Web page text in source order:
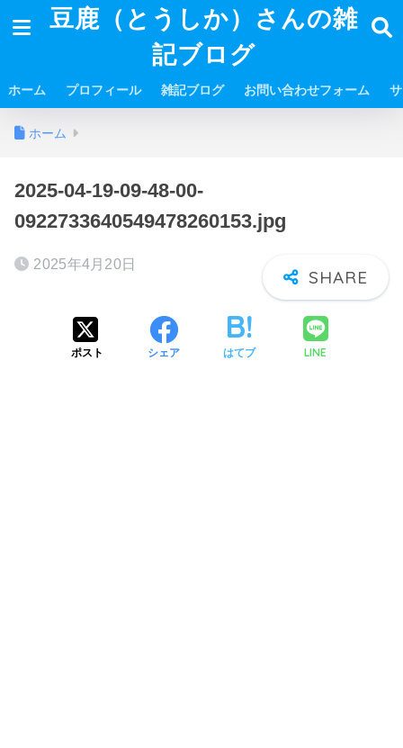
豆鹿（とうしか）さんの雑
記ブログ
ホーム プロフィール 雑記ブログ お問い合わせフォーム
ホーム
2025-04-19-09-48-00-
0922733640549478260153.jpg
2025年4月20日
ポスト シェア はてブ LINE